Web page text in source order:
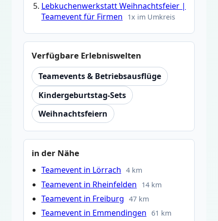
Lebkuchenwerkstatt Weihnachtsfeier |
Teamevent für Firmen
1x im Umkreis
Verfügbare Erlebniswelten
Teamevents & Betriebsausflüge
Kindergeburtstag-Sets
Weihnachtsfeiern
in der Nähe
Teamevent in Lörrach 4 km
Teamevent in Rheinfelden 14 km
Teamevent in Freiburg 47 km
Teamevent in Emmendingen 61 km